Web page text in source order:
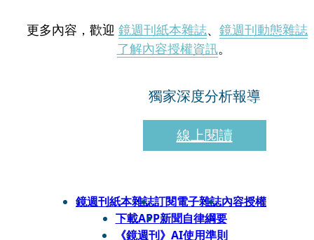
更多內容，歡迎 鏡週刊紙本雜誌、 鏡週刊動態雜誌
了解內容授權資訊。
獨家深度分析報導
線上閱讀
鏡週刊紙本雜誌訂閱電子雜誌內容授權
下載APP新聞自律綱要
《鏡週刊》AI使用準則